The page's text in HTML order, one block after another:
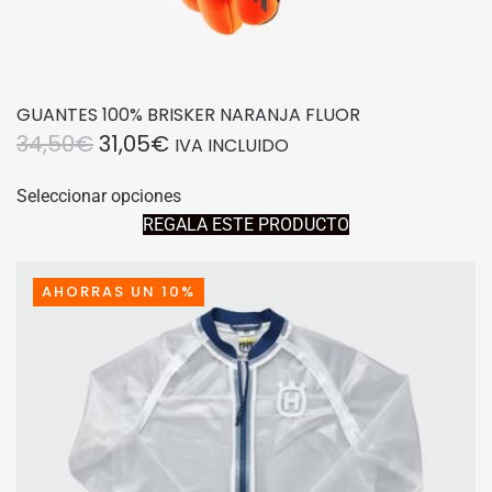
GUANTES 100% BRISKER NARANJA FLUOR
34,50€EL
ORIGINAL
34,50€.
31,05€EL
ACTUAL
ES:
31,05€.
IVA INCLUIDO
Seleccionar opcionesproducto
tiene
variantes.
Las
opciones
se
pueden
elegir
la
REGALA ESTE PRODUCTO
AHORRAS UN 10%